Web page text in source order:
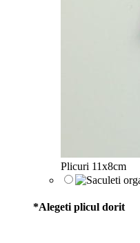
Plicuri 11x8cm
*Alegeti plicul dorit